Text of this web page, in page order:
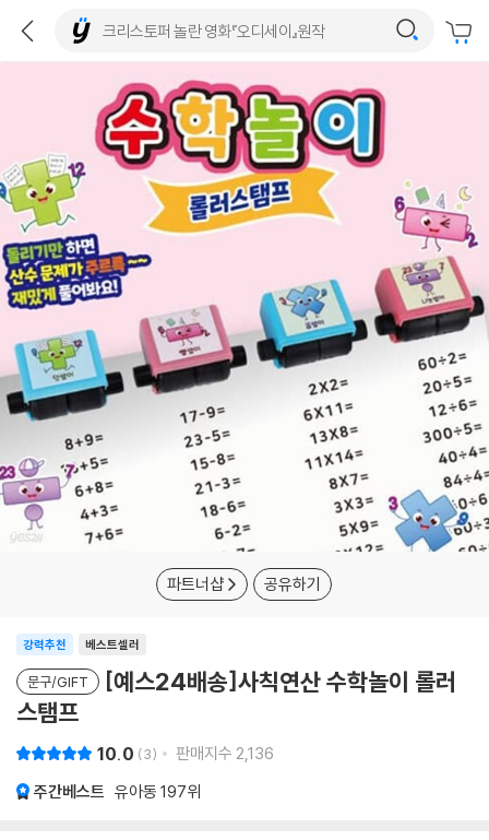
파트너샵 공유하기
베스트셀러
강력추천
문구/GIFT
[예스24배송]사칙연산 수학놀이 롤러
스탬프
10.0 3 판매지수 2,136
주간베스트 유아동 197위